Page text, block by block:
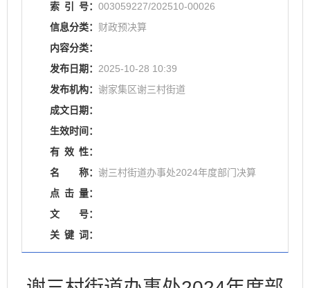
索 引 号： 003059227/202510-00026
信息分类： 财政预决算
内容分类：
发布日期： 2025-10-28 10:39
发布机构： 谢家集区谢三村街道
成文日期：
生效时间：
有 效 性：
名
称： 谢三村街道办事处2024年度部门决算
点 击 量：
文
号：
关 键 词：